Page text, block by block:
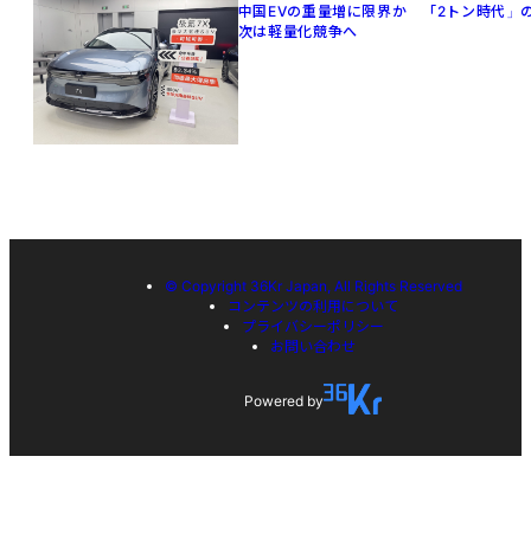
中国EVの重量増に限界か 「2トン時代」
次は軽量化競争へ
© Copyright 36Kr Japan, All Rights Reserved
コンテンツの利用について
プライバシーポリシー
お問い合わせ
Powered by